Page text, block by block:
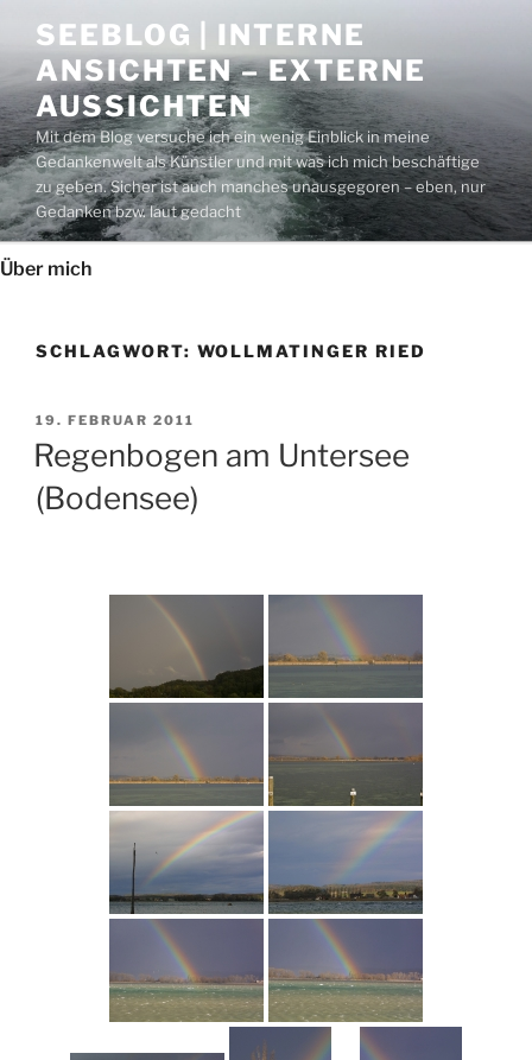
Inhalt
springen
SEEBLOG | INTERNE
ANSICHTEN – EXTERNE
AUSSICHTEN
Mit dem Blog versuche ich ein wenig Einblick in meine
Gedankenwelt als Künstler und mit was ich mich beschäftige
zu geben. Sicher ist auch manches unausgegoren – eben, nur
Gedanken bzw. laut gedacht
Über mich
SCHLAGWORT: WOLLMATINGER RIED
VERÖFFENTLICHT
AM
19. FEBRUAR 2011
Regenbogen am Untersee
(Bodensee)